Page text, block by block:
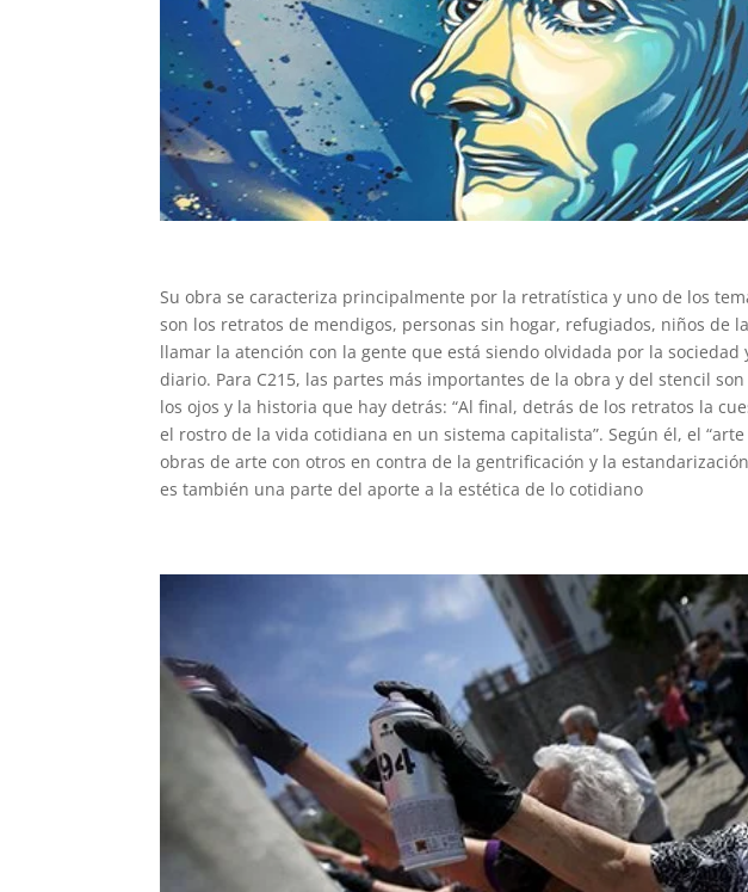
Su obra se caracteriza principalmente por la retratística y uno de los
son los retratos de mendigos, personas sin hogar, refugiados, niños de
llamar la atención con la gente que está siendo olvidada por la
diario. Para C215, las partes más importantes de la obra y del stencil
los ojos y la historia que hay detrás: “Al final, detrás de los retratos la
el rostro de la vida cotidiana en un sistema capitalista”. Según él, el
obras de arte con otros en contra de la gentrificación y la
es también una parte del aporte a la estética de lo cotidiano